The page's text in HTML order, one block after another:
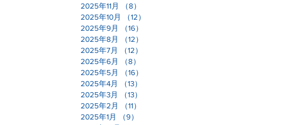
2025年11月
（8）
2025年10月
（12）
2025年9月
（16）
2025年8月
（12）
2025年7月
（12）
2025年6月
（8）
2025年5月
（16）
2025年4月
（13）
2025年3月
（13）
2025年2月
（11）
2025年1月
（9）